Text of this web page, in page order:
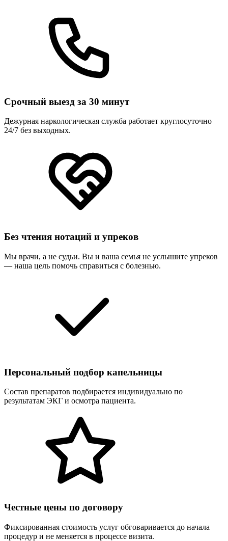
Срочный выезд за 30 минут
Дежурная наркологическая служба работает круглосуточно
24/7 без выходных.
Без чтения нотаций и упреков
Мы врачи, а не судьи. Вы и ваша семья не услышите упреков
— наша цель помочь справиться с болезнью.
Персональный подбор капельницы
Состав препаратов подбирается индивидуально по
результатам ЭКГ и осмотра пациента.
Честные цены по договору
Фиксированная стоимость услуг обговаривается до начала
процедур и не меняется в процессе визита.